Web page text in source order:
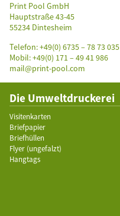
Print Pool GmbH
Hauptstraße 43-45
55234 Dintesheim
Telefon:+49(0) 6735 – 78 73 035
Mobil: +49(0) 171 – 49 41 986
mail@print-pool.com
Die Umweltdruckerei
Visitenkarten
Briefpapier
Briefhüllen
Flyer (ungefalzt)
Hangtags